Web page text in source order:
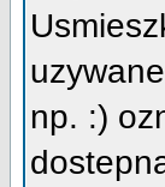
np. :)